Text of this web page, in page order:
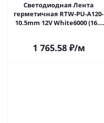
Светодиодная Лента
герметичная RTW-PU-A120-
10.5mm 12V White6000 (16.8
1 765.58₽/м